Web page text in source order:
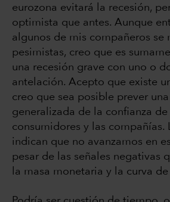
eurozona evitará la recesión,
optimista que antes. Aunque
algunos de mis compañeros se
pesimistas, creo que es
una recesión grave con uno o
antelación. Acepto que existe
creo que sea posible prever
generalizada de la confianza de
consumidores y las compañías.
indican que no avanzamos en
pesar de las señales negativas
la masa monetaria y la curva